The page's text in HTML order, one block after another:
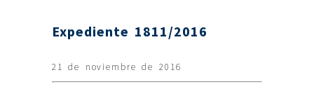
Expediente 1811/2016
21 de noviembre de 2016